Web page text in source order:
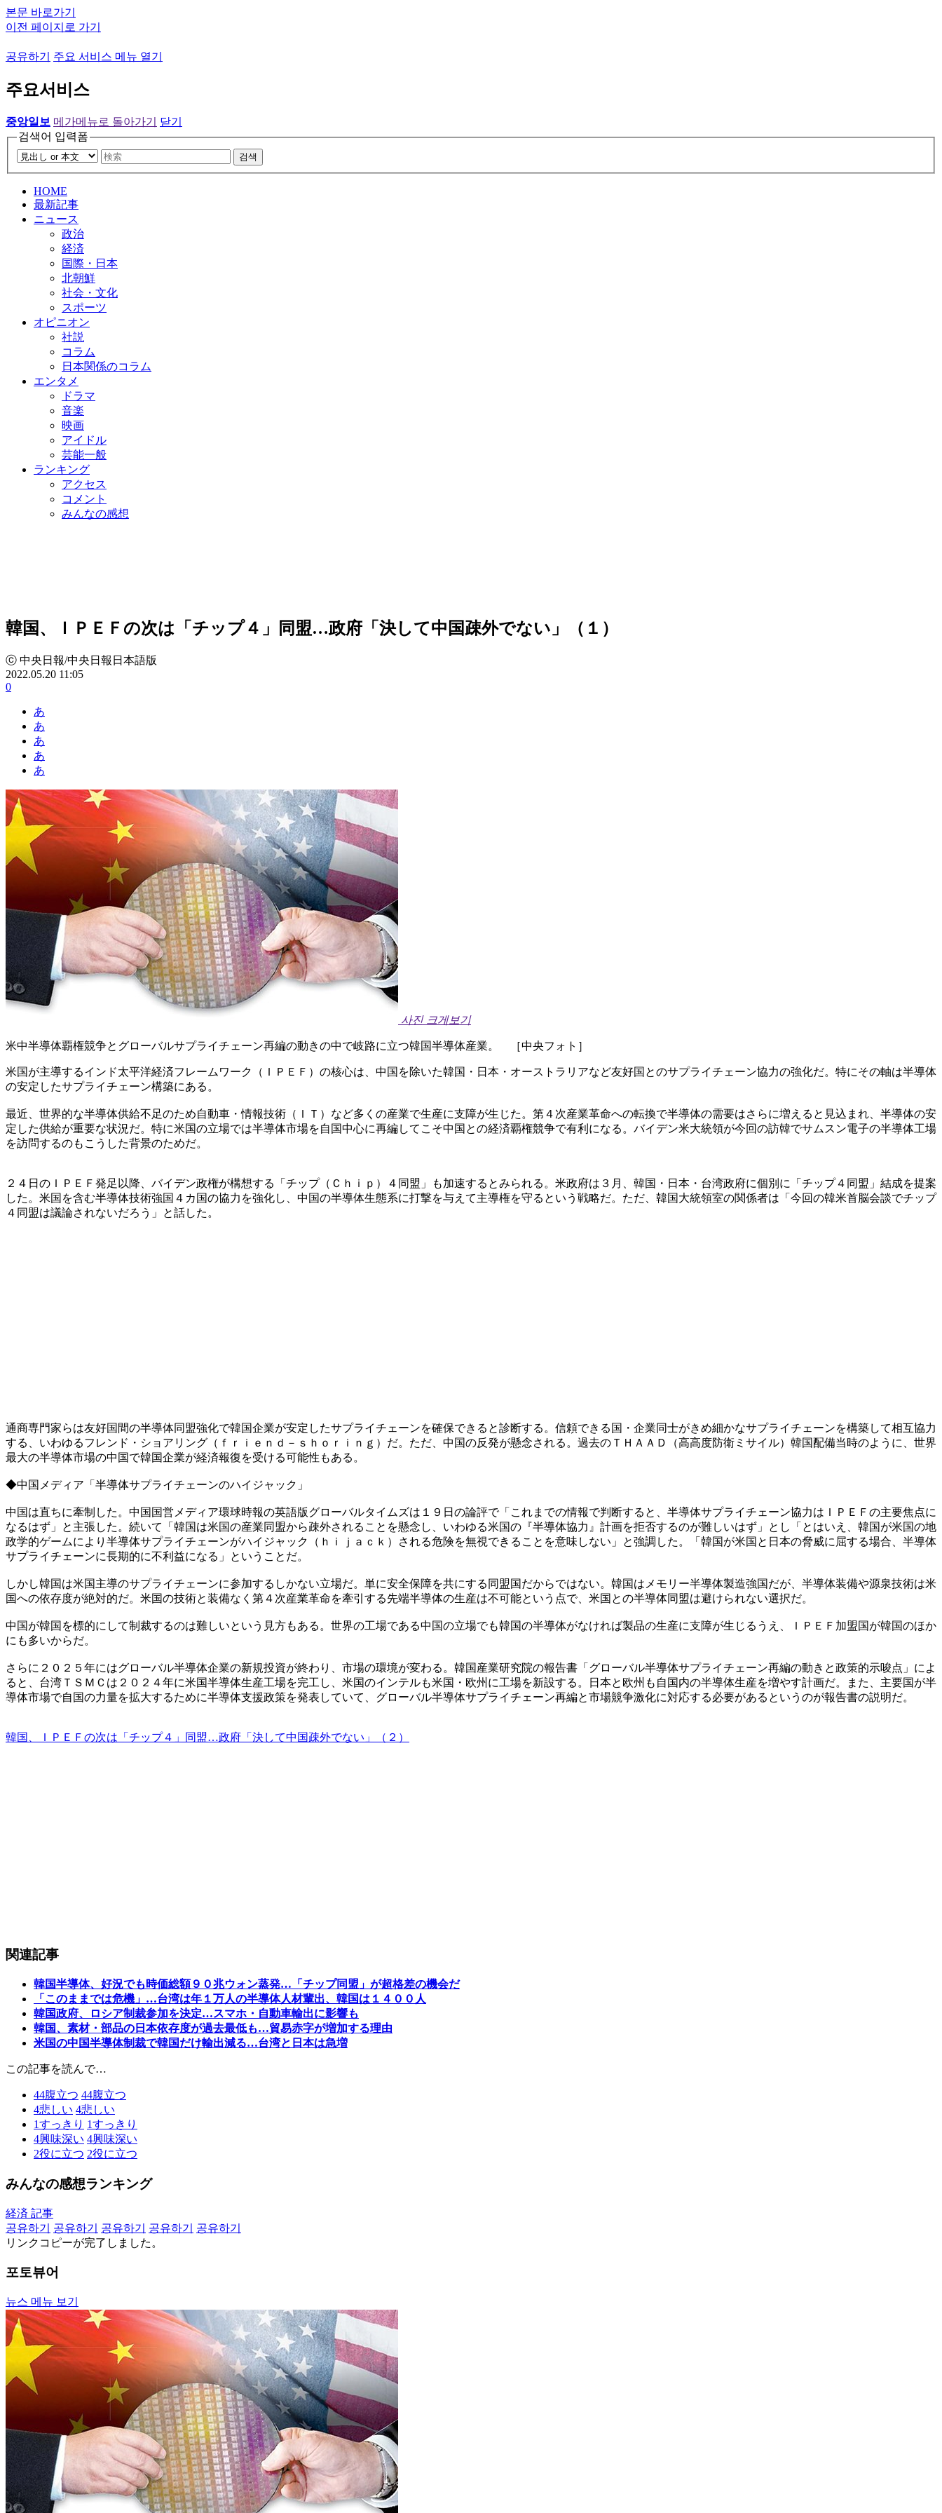
본문 바로가기
이전 페이지로 가기
공유하기 주요 서비스 메뉴 열기
주요서비스
중앙일보 메가메뉴로 돌아가기
닫기
검색어 입력폼
검색
HOME
最新記事
ニュース
政治
経済
国際・日本
北朝鮮
社会・文化
スポーツ
オピニオン
社説
コラム
日本関係のコラム
エンタメ
ドラマ
音楽
映画
アイドル
芸能一般
ランキング
アクセス
コメント
みんなの感想
韓国、ＩＰＥＦの次は「チップ４」同盟…政府「決して中国疎外でない」（１）
ⓒ 中央日報/中央日報日本語版
2022.05.20 11:05
0
あ
あ
あ
あ
あ
사진 크게보기
米中半導体覇権競争とグローバルサプライチェーン再編の動きの中で岐路に立つ韓国半導体産業。 ［中央フォト］
米国が主導するインド太平洋経済フレームワーク（ＩＰＥＦ）の核心は、中国を除いた韓国・日本・オーストラリアなど友好国とのサプライチェーン協力の強化だ。特にその軸は半導体
の安定したサプライチェーン構築にある。
最近、世界的な半導体供給不足のため自動車・情報技術（ＩＴ）など多くの産業で生産に支障が生じた。第４次産業革命への転換で半導体の需要はさらに増えると見込まれ、半導体の安
定した供給が重要な状況だ。特に米国の立場では半導体市場を自国中心に再編してこそ中国との経済覇権競争で有利になる。バイデン米大統領が今回の訪韓でサムスン電子の半導体工場
を訪問するのもこうした背景のためだ。
２４日のＩＰＥＦ発足以降、バイデン政権が構想する「チップ（Ｃｈｉｐ）４同盟」も加速するとみられる。米政府は３月、韓国・日本・台湾政府に個別に「チップ４同盟」結成を提案
した。米国を含む半導体技術強国４カ国の協力を強化し、中国の半導体生態系に打撃を与えて主導権を守るという戦略だ。ただ、韓国大統領室の関係者は「今回の韓米首脳会談でチップ
４同盟は議論されないだろう」と話した。
通商専門家らは友好国間の半導体同盟強化で韓国企業が安定したサプライチェーンを確保できると診断する。信頼できる国・企業同士がきめ細かなサプライチェーンを構築して相互協力
する、いわゆるフレンド・ショアリング（ｆｒｉｅｎｄ－ｓｈｏｒｉｎｇ）だ。ただ、中国の反発が懸念される。過去のＴＨＡＡＤ（高高度防衛ミサイル）韓国配備当時のように、世界
最大の半導体市場の中国で韓国企業が経済報復を受ける可能性もある。
◆中国メディア「半導体サプライチェーンのハイジャック」
中国は直ちに牽制した。中国国営メディア環球時報の英語版グローバルタイムズは１９日の論評で「これまでの情報で判断すると、半導体サプライチェーン協力はＩＰＥＦの主要焦点に
なるはず」と主張した。続いて「韓国は米国の産業同盟から疎外されることを懸念し、いわゆる米国の『半導体協力』計画を拒否するのが難しいはず」とし「とはいえ、韓国が米国の地
政学的ゲームにより半導体サプライチェーンがハイジャック（ｈｉｊａｃｋ）される危険を無視できることを意味しない」と強調した。「韓国が米国と日本の脅威に屈する場合、半導体
サプライチェーンに長期的に不利益になる」ということだ。
しかし韓国は米国主導のサプライチェーンに参加するしかない立場だ。単に安全保障を共にする同盟国だからではない。韓国はメモリー半導体製造強国だが、半導体装備や源泉技術は米
国への依存度が絶対的だ。米国の技術と装備なく第４次産業革命を牽引する先端半導体の生産は不可能という点で、米国との半導体同盟は避けられない選択だ。
中国が韓国を標的にして制裁するのは難しいという見方もある。世界の工場である中国の立場でも韓国の半導体がなければ製品の生産に支障が生じるうえ、ＩＰＥＦ加盟国が韓国のほか
にも多いからだ。
さらに２０２５年にはグローバル半導体企業の新規投資が終わり、市場の環境が変わる。韓国産業研究院の報告書「グローバル半導体サプライチェーン再編の動きと政策的示唆点」によ
ると、台湾ＴＳＭＣは２０２４年に米国半導体生産工場を完工し、米国のインテルも米国・欧州に工場を新設する。日本と欧州も自国内の半導体生産を増やす計画だ。また、主要国が半
導体市場で自国の力量を拡大するために半導体支援政策を発表していて、グローバル半導体サプライチェーン再編と市場競争激化に対応する必要があるというのが報告書の説明だ。
韓国、ＩＰＥＦの次は「チップ４」同盟…政府「決して中国疎外でない」（２）
関連記事
韓国半導体、好況でも時価総額９０兆ウォン蒸発…「チップ同盟」が超格差の機会だ
「このままでは危機」…台湾は年１万人の半導体人材輩出、韓国は１４００人
韓国政府、ロシア制裁参加を決定…スマホ・自動車輸出に影響も
韓国、素材・部品の日本依存度が過去最低も…貿易赤字が増加する理由
米国の中国半導体制裁で韓国だけ輸出減る…台湾と日本は急増
この記事を読んで…
44腹立つ 44腹立つ
4悲しい 4悲しい
1すっきり 1すっきり
4興味深い 4興味深い
2役に立つ 2役に立つ
みんなの感想ランキング
経済 記事
공유하기
공유하기 공유하기 공유하기
공유하기
リンクコピーが完了しました。
포토뷰어
뉴스 메뉴 보기